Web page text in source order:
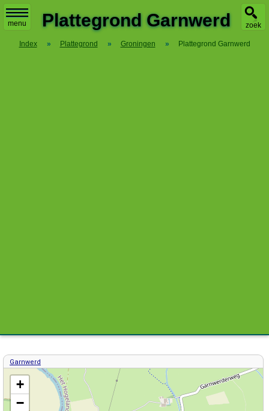
menu zoek
Plattegrond Garnwerd
Index » Plattegrond » Groningen » Plattegrond Garnwerd
Garnwerd
Kaart / Plattegrond Garnwerd centrum
+
−